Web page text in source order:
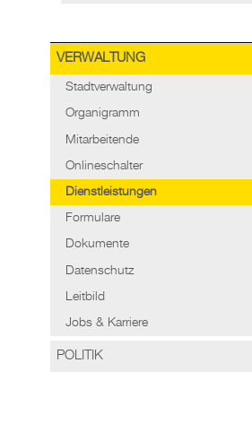
VERWALTUNG
Stadtverwaltung
Organigramm
Mitarbeitende
Onlineschalter
Dienstleistungen
Formulare
Dokumente
Datenschutz
Leitbild
Jobs & Karriere
POLITIK